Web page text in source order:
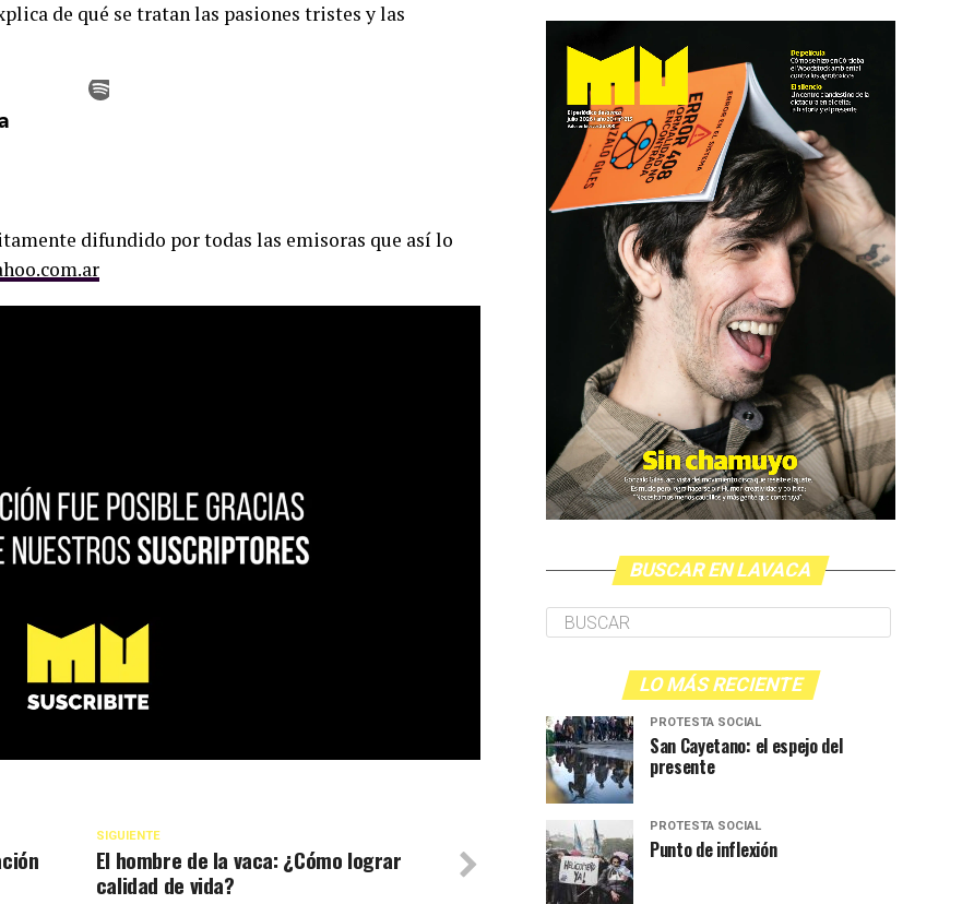
de qué se tratan las pasiones tristes y las
difundido por todas las emisoras que así lo
SIGUIENTE
El hombre de la vaca: ¿Cómo lograr
calidad de vida?
BUSCAR EN LAVACA
LO MÁS RECIENTE
PROTESTA SOCIAL
San Cayetano: el espejo del
presente
PROTESTA SOCIAL
Punto de inflexión